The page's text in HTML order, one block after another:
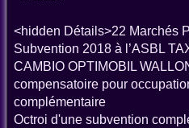
<hidden Détails>22 Marchés
Subvention 2018 à l’ASBL
CAMBIO OPTIMOBIL
compensatoire pour
complémentaire
Octroi d'une subvention